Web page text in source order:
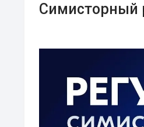
Симисторный